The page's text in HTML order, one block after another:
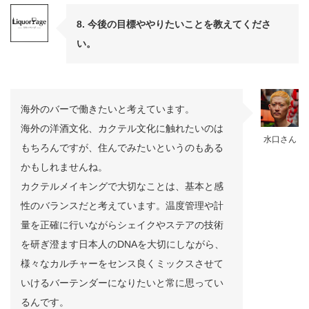
8. 今後の目標ややりたいことを教えてくださ
い。
水口さん
海外のバーで働きたいと考えています。
海外の洋酒文化、カクテル文化に触れたいのは
もちろんですが、住んでみたいというのもある
かもしれませんね。
カクテルメイキングで大切なことは、基本と感
性のバランスだと考えています。温度管理や計
量を正確に行いながらシェイクやステアの技術
を研ぎ澄ます日本人のDNAを大切にしながら、
様々なカルチャーをセンス良くミックスさせて
いけるバーテンダーになりたいと常に思ってい
るんです。